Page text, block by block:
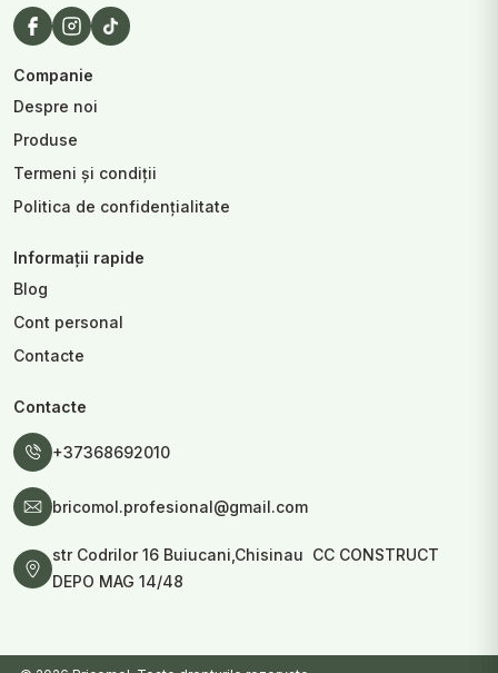
Companie
Despre noi
Produse
Termeni și condiții
Politica de confidențialitate
Informații rapide
Blog
Cont personal
Contacte
Contacte
+37368692010
bricomol.profesional@gmail.com
str Codrilor 16 Buiucani,Chisinau CC CONSTRUCT
DEPO MAG 14/48